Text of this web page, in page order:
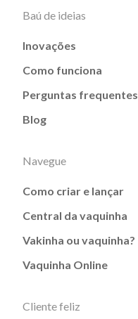
Baú de ideias
Inovações
Como funciona
Perguntas frequentes
Blog
Navegue
Como criar e lançar
Central da vaquinha
Vakinha ou vaquinha?
Vaquinha Online
Cliente feliz